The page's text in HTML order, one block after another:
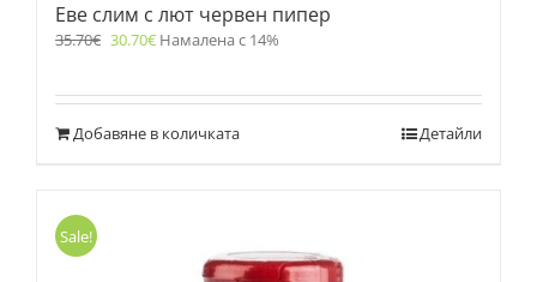
Еве слим с лют червен пипер
35.70€ 30.70€ Намалена с 14%
Добавяне в количката Детайли
Sale!